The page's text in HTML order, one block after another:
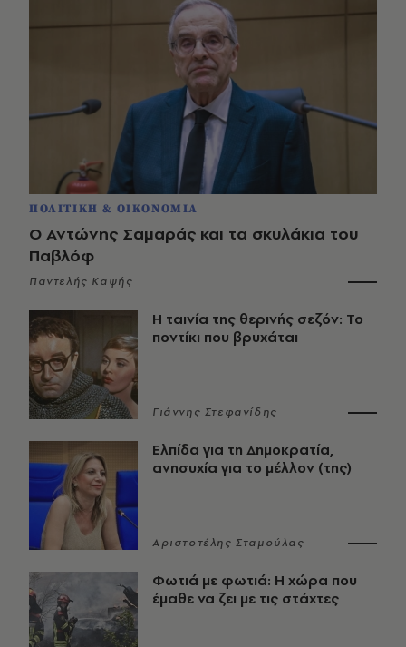
ΠΟΛΙΤΙΚΗ & ΟΙΚΟΝΟΜΙΑ
Ο Αντώνης Σαμαράς και τα σκυλάκια του
Παβλόφ
Παντελής Καψής
Η ταινία της θερινής σεζόν: Το
ποντίκι που βρυχάται
Γιάννης Στεφανίδης
Ελπίδα για τη Δημοκρατία,
ανησυχία για το μέλλον (της)
Αριστοτέλης Σταμούλας
Φωτιά με φωτιά: Η χώρα που
έμαθε να ζει με τις στάχτες